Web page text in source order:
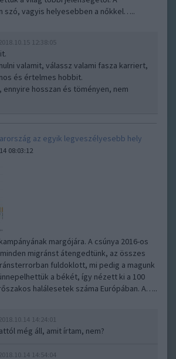
szó, vagyis helyesebben a nőkkel…..
12:38:05
valamit, válassz valami fasza karriert,
és értelmes hobbit.
ennyire hosszan és töményen, nem
az egyik legveszélyesebb hely
08:03:12
margójára. A csúnya 2016-os
migránst átengedtünk, az összes
fuldoklott, mi pedig a magunk
a békét, így nézett ki a 100
halálesetek száma Európában. A…..
14:24:01
még áll, amit írtam, nem?
14:54:04